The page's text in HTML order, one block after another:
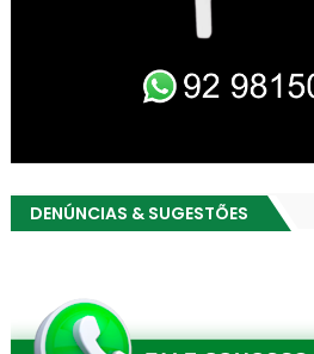
DENÚNCIAS & SUGESTÕES